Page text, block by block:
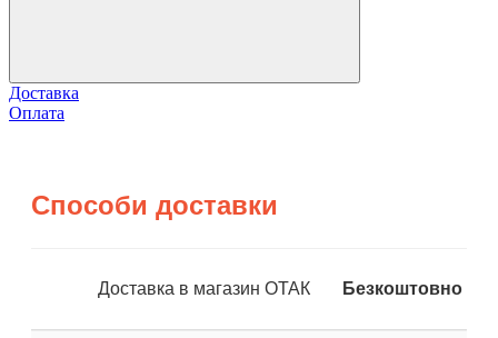
Доставка
Оплата
Способи доставки
Доставка в магазин ОТАК Безкоштовно